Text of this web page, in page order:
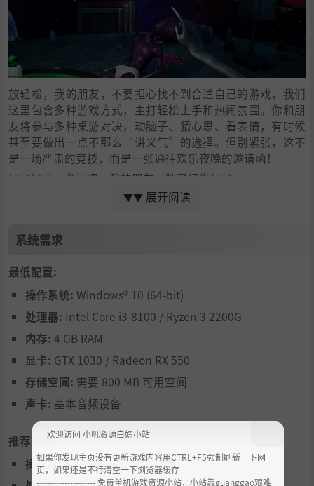
放轻松，我的朋友，不要担心找不到合适自己的游戏，我们
这里包含多种游戏方式，主打轻松上手和热闹氛围。你和朋
友将参与多种桌游对决，动脑子、猜心思、看表情，有时候
甚至要做出一点不那么“讲义气”的选择。但别紧张，这不
是一场严肃的竞技，而是一张通往欢乐夜晚的邀请函！
好了好了，坐下吧，我的朋友，牌已经发好了。
月球派对，正式开始！！！！！！！！！
时玩的「谁是卧底」
上就懂了！
每轮开始时，有一位玩家会获得卧底的身份。
选择一个主题和一个秘密词。除了卧底之外，每个人都能
看到这个词。
玩家写下线索。卧底伪造线索并尝试猜出这个词。
然后，玩家讨论并投票选出他们认为的卧底。
如果真正的卧底被抓住，那他们就必须立刻猜词，猜错
了？哎呀，你的外星脑袋可要掉一条生命啦。
▼▼ 展开阅读
系统需求
最低配置:
操作系统: Windows® 10 (64-bit)
处理器: Intel Core i3-8100 / Ryzen 3 2200G
内存: 4 GB RAM
显卡: GTX 1030 / Radeon RX 550
存储空间: 需要 800 MB 可用空间
声卡: 基本音频设备
推荐配置:
操作系统:Windows® 10 (64-bit)
欢迎访问 小叽资源白嫖小站
如果你发现主页没有更新游戏内容用CTRL+F5强制刷新一下网
页，如果还是不行清空一下浏览器缓存 ----------------------------------
--------------------- 免费单机游戏资源小站，小站靠guanggao艰难